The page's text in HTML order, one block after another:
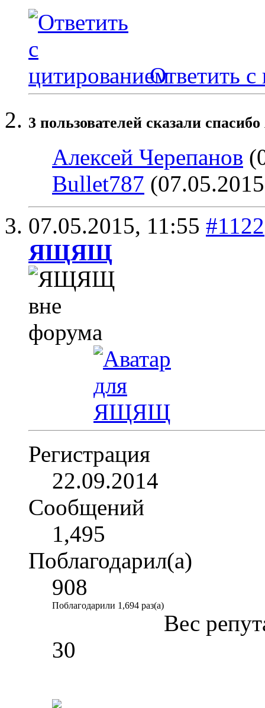
Ответить с
3 пользователей сказали
Алексей Черепанов
Bullet787
07.05.2015, 11:55 #1122
ЯЩЯЩ
Регистрация
22.09.2014
Сообщений
1,495
Поблагодарил(а)
908
Поблагодарили 1,694 раз(а)
Вес
30